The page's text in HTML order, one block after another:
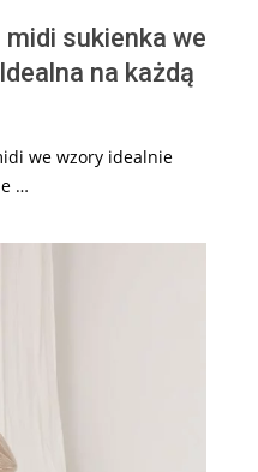
sukienka we
na każdą
we wzory idealnie
…